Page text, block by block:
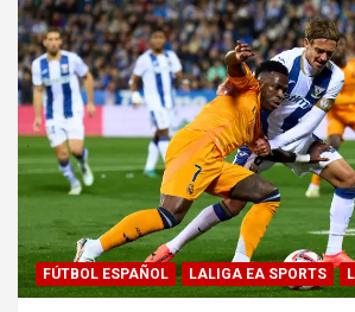
FÚTBOL ESPAÑOL LALIGA EA SPORTS